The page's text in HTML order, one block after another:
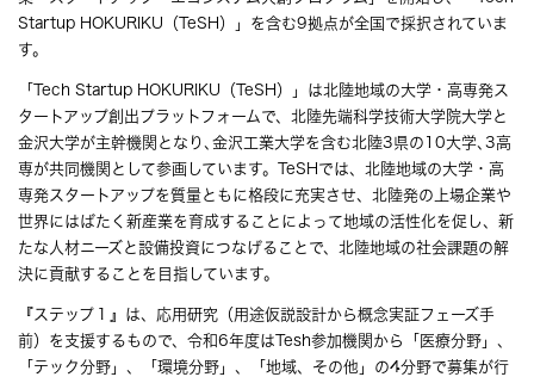
Startup HOKURIKU（TeSH）」を含む9拠点が全国で採択されていま
す。
「Tech Startup HOKURIKU（TeSH）」は北陸地域の大学・高専発ス
タートアップ創出プラットフォームで、北陸先端科学技術大学院大学と
金沢大学が主幹機関となり､金沢工業大学を含む北陸3県の10大学､3高
専が共同機関として参画しています。TeSHでは、北陸地域の大学・高
専発スタートアップを質量ともに格段に充実させ、北陸発の上場企業や
世界にはばたく新産業を育成することによって地域の活性化を促し、新
たな人材ニーズと設備投資につなげることで、北陸地域の社会課題の解
決に貢献することを目指しています。
『ステップ１』は、応用研究（用途仮説設計から概念実証フェーズ手
前）を支援するもので、令和6年度はTesh参加機関から「医療分野」、
「テック分野」、「環境分野」、「地域、その他」の4分野で募集が行